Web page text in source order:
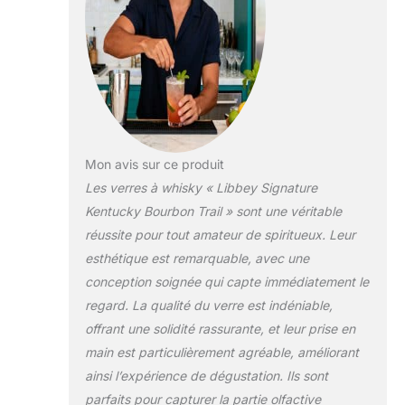
l'organisation, ce qui
promeut la riche
tradition et la fière
histoire du seul esprit
indigène de l'Amérique
Comprend 4 verres à
bourbon de 237 ml
passe au lave-vaisselle
pour un nettoyage
rapide et facile. Pour
produits, veuillez vous
référer au site Web
Libbey pour les
instructions d'entretien
et de manipulation Les
produits internationaux
ont des conditions
distinctes, sont vendus
depuis l'étranger et
Mon avis sur ce produit
Les verres à whisky « Libbey Signature
Kentucky Bourbon Trail » sont une véritable
réussite pour tout amateur de spiritueux. Leur
esthétique est remarquable, avec une
conception soignée qui capte immédiatement le
regard. La qualité du verre est indéniable,
offrant une solidité rassurante, et leur prise en
main est particulièrement agréable, améliorant
ainsi l’expérience de dégustation. Ils sont
parfaits pour capturer la partie olfactive